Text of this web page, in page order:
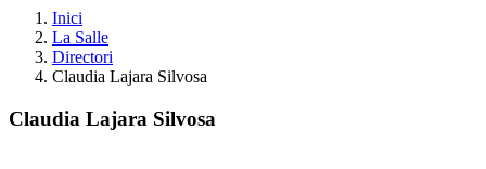
Inici
La Salle
Directori
Claudia Lajara Silvosa
Claudia Lajara Silvosa